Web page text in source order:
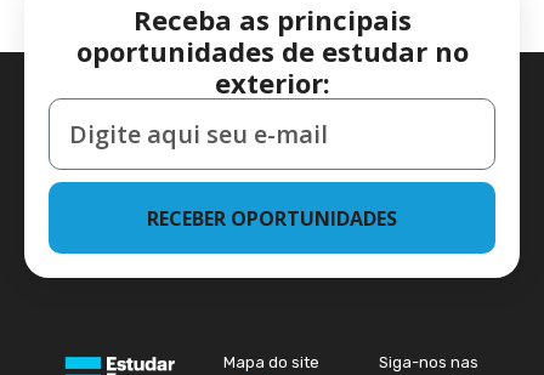
Receba as principais
oportunidades de estudar no
exterior:
RECEBER OPORTUNIDADES
Mapa do site
Siga-nos nas